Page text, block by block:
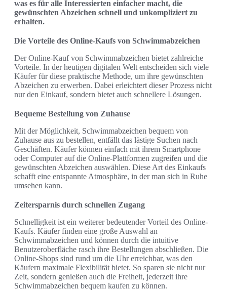
was es für alle Interessierten einfacher macht, die
gewünschten Abzeichen schnell und unkompliziert zu
erhalten.
Die Vorteile des Online-Kaufs von Schwimmabzeichen
Der Online-Kauf von Schwimmabzeichen bietet zahlreiche
Vorteile. In der heutigen digitalen Welt entscheiden sich viele
Käufer für diese praktische Methode, um ihre gewünschten
Abzeichen zu erwerben. Dabei erleichtert dieser Prozess nicht
nur den Einkauf, sondern bietet auch schnellere Lösungen.
Bequeme Bestellung von Zuhause
Mit der Möglichkeit, Schwimmabzeichen bequem von
Zuhause aus zu bestellen, entfällt das lästige Suchen nach
Geschäften. Käufer können einfach mit ihrem Smartphone
oder Computer auf die Online-Plattformen zugreifen und die
gewünschten Abzeichen auswählen. Diese Art des Einkaufs
schafft eine entspannte Atmosphäre, in der man sich in Ruhe
umsehen kann.
Zeitersparnis durch schnellen Zugang
Schnelligkeit ist ein weiterer bedeutender Vorteil des Online-
Kaufs. Käufer finden eine große Auswahl an
Schwimmabzeichen und können durch die intuitive
Benutzeroberfläche rasch ihre Bestellungen abschließen. Die
Online-Shops sind rund um die Uhr erreichbar, was den
Käufern maximale Flexibilität bietet. So sparen sie nicht nur
Zeit, sondern genießen auch die Freiheit, jederzeit ihre
Schwimmabzeichen bequem kaufen zu können.